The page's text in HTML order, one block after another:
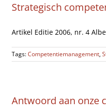
Strategisch
Artikel Editie 2006, nr. 4
Tags:Competentiemanagement,
Antwoord aan onze